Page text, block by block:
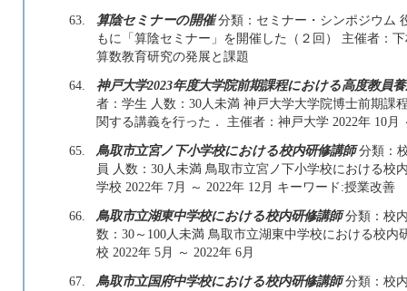
63.
算陰セミナーの開催分類：セミナー・シンポジウム
もに「算陰セミナー」を開催した（２回） 主催者：
算数教育研究の発展と課題
64.
神戸大学2023年度大学院前期課程における高度教員
者：学生 人数：30人未満 神戸大学大学院博士前期課
関する講義を行った． 主催者：神戸大学 2022年 10月
65.
鳥取市立宮ノ下小学校における校内研修講師分類：
員 人数：30人未満 鳥取市立宮ノ下小学校における校
学校 2022年 7月 ～ 2022年 12月 キーワード:授業改善
66.
鳥取市立湖東中学校における校内研修講師分類：校
数：30～100人未満 鳥取市立湖東中学校における校
校 2022年 5月 ～ 2022年 6月
67.
鳥取市立国府中学校における校内研修講師分類：校